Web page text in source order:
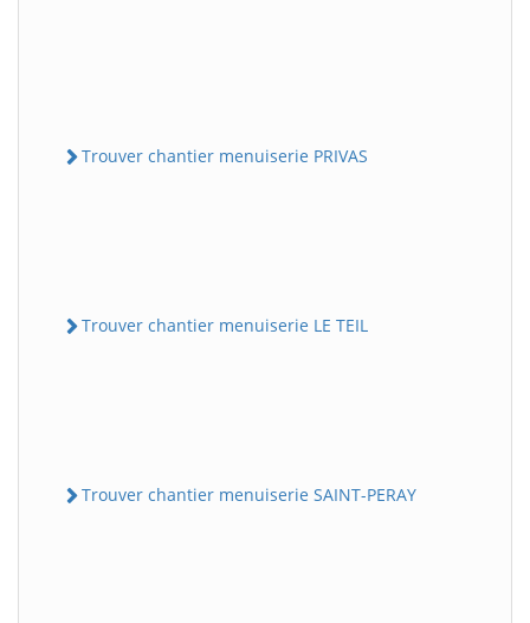
Trouver chantier menuiserie PRIVAS
Trouver chantier menuiserie LE TEIL
Trouver chantier menuiserie SAINT-PERAY